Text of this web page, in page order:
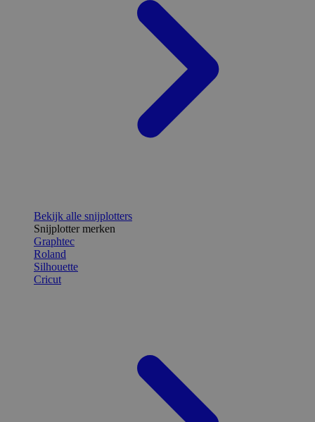
Bekijk alle snijplotters
Snijplotter merken
Graphtec
Roland
Silhouette
Cricut